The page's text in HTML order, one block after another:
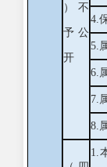
）不
予公
开
4.
5.
6.
7.
8.
1.